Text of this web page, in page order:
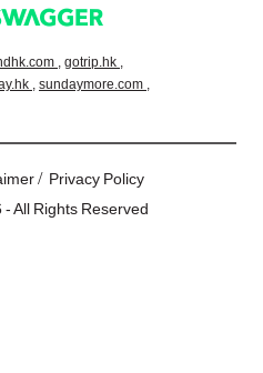
, gotrip.hk ,
, sundaymore.com ,
/ Privacy Policy
All Rights Reserved